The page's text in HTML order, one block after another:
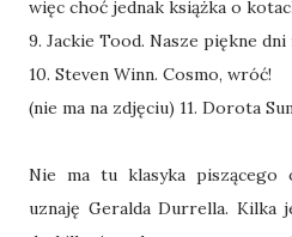
więc choć jednak książka o
9. Jackie Tood. Nasze piękne
10. Steven Winn. Cosmo, wróć!
(nie ma na zdjęciu) 11. Dorota
Nie ma tu klasyka piszącego
uznaję Geralda Durrella. Kilka